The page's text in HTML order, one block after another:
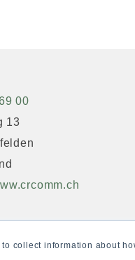
collect information about
00
13